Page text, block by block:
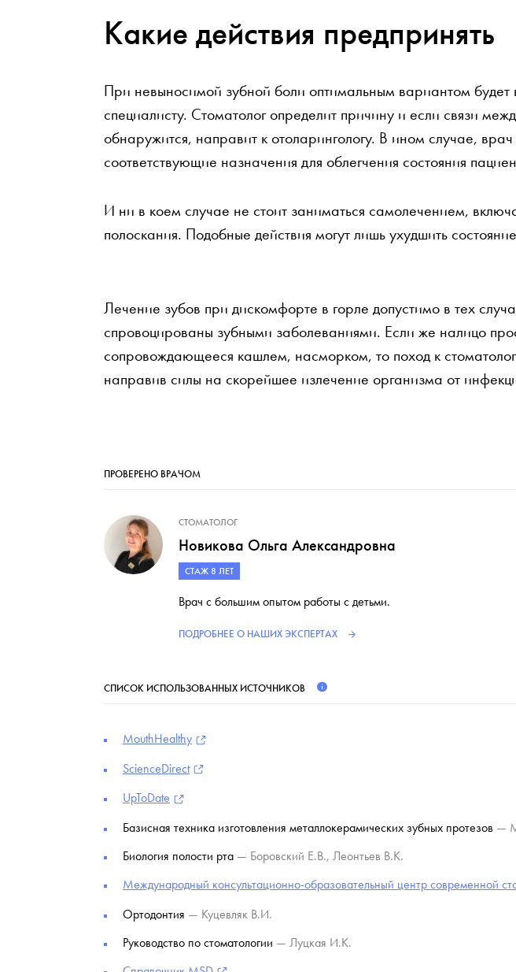
Какие действия предпринять
При невыносимой зубной боли оптимальным вариантом будет
специалисту. Стоматолог определит причину и если связи
обнаружится, направит к отоларингологу. В ином случае,
соответствующие назначения для облегчения состояния
И ни в коем случае не стоит заниматься самолечением,
полоскания. Подобные действия могут лишь ухудшить
Лечение зубов при дискомфорте в горле допустимо в тех
спровоцированы зубными заболеваниями. Если же налицо
сопровождающееся кашлем, насморком, то поход к
направив силы на скорейшее излечение организма от
ПРОВЕРЕНО ВРАЧОМ
СТОМАТОЛОГ
Новикова Ольга Александровна
СТАЖ 8 ЛЕТ
Врач с большим опытом работы с детьми.
ПОДРОБНЕЕ О НАШИХ ЭКСПЕРТАХ
СПИСОК ИСПОЛЬЗОВАННЫХ ИСТОЧНИКОВ
MouthHealthy
ScienceDirect
UpToDate
Базисная техника изготовления металлокерамических зубных протезов —
Биология полости рта — Боровский Е.В., Леонтьев В.К.
Международный консультационно-образовательный центр современной
Ортодонтия — Куцевляк В.И.
Руководство по стоматологии — Луцкая И.К.